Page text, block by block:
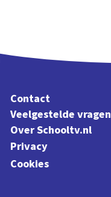
Contact
Veelgestelde vragen
Over Schooltv.nl
Privacy
Cookies